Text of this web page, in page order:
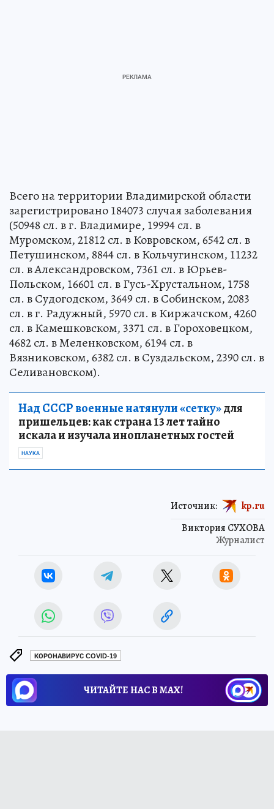
Всего на территории Владимирской области
зарегистрировано 184073 случая заболевания
(50948 сл. в г. Владимире, 19994 сл. в
Муромском, 21812 сл. в Ковровском, 6542 сл. в
Петушинском, 8844 сл. в Кольчугинском, 11232
сл. в Александровском, 7361 сл. в Юрьев-
Польском, 16601 сл. в Гусь-Хрустальном, 1758
сл. в Судогодском, 3649 сл. в Собинском, 2083
сл. в г. Радужный, 5970 сл. в Киржачском, 4260
сл. в Камешковском, 3371 сл. в Гороховецком,
4682 сл. в Меленковском, 6194 сл. в
Вязниковском, 6382 сл. в Суздальском, 2390 сл. в
Селивановском).
Над СССР военные натянули «сетку»для
пришельцев: как страна 13 лет тайно
искала и изучала инопланетных гостей
НАУКА
Виктория СУХОВА
Журналист
Источник: kp.ru
КОРОНАВИРУС COVID-19
ЧИТАЙТЕ НАС В МАХ!